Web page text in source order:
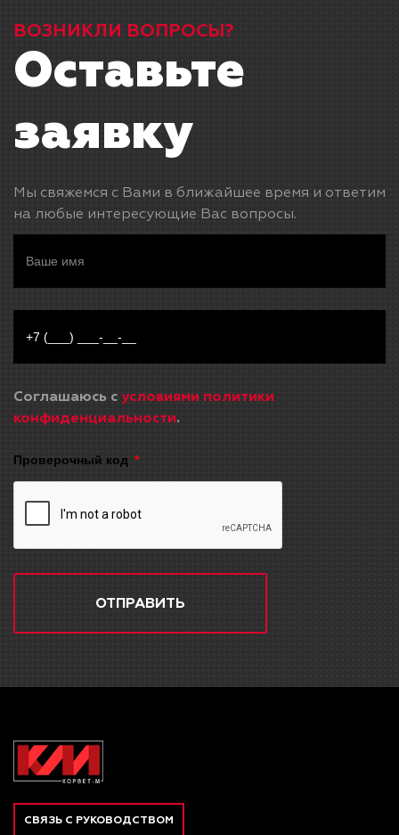
ВОЗНИКЛИ ВОПРОСЫ?
Оставьте
заявку
Мы свяжемся с Вами в ближайшее время и ответим
на любые интересующие Вас вопросы.
Соглашаюсь с условиями политики
конфиденциальности.
Проверочный код
ОТПРАВИТЬ
СВЯЗЬ С РУКОВОДСТВОМ